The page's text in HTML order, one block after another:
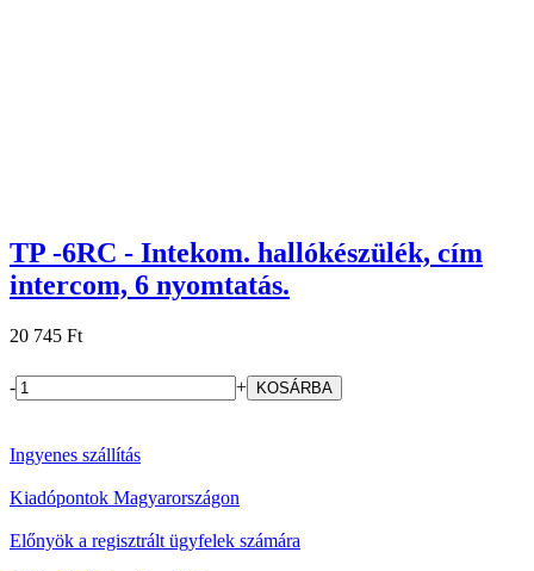
TP -6RC - Intekom. hallókészülék, cím
intercom, 6 nyomtatás.
20 745 Ft
- +
Ingyenes szállítás
Kiadópontok Magyarországon
Előnyök a regisztrált ügyfelek számára